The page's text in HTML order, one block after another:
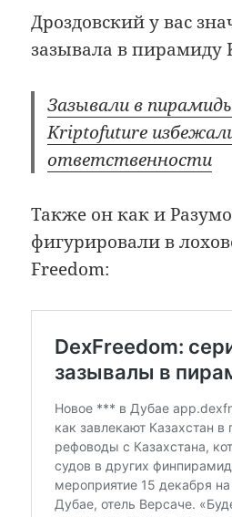
Дроздовский у вас
зазывала в пирамиду
Зазывали в
Kriptofuture
ответственности
Также он как и
фигурировали в
Freedom: